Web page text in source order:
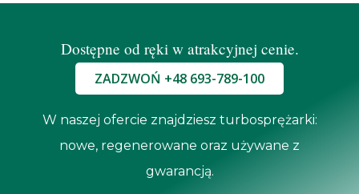
Dostępne od ręki w atrakcyjnej cenie.
ZADZWOŃ +48 693-789-100
W naszej ofercie znajdziesz turbosprężarki:
nowe, regenerowane oraz używane z
gwarancją.